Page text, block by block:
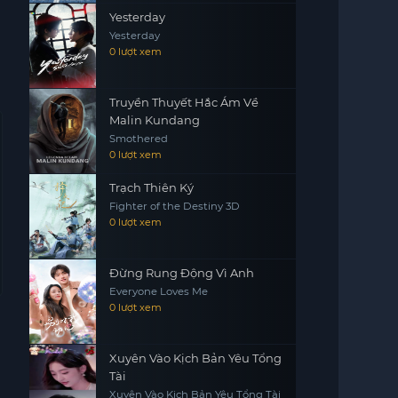
Yesterday
Yesterday
0 lượt xem
Truyền Thuyết Hắc Ám Về
Malin Kundang
Smothered
0 lượt xem
Trạch Thiên Ký
Fighter of the Destiny 3D
0 lượt xem
Đừng Rung Động Vì Anh
Everyone Loves Me
0 lượt xem
Xuyên Vào Kịch Bản Yêu Tổng
Tài
Xuyên Vào Kịch Bản Yêu Tổng Tài